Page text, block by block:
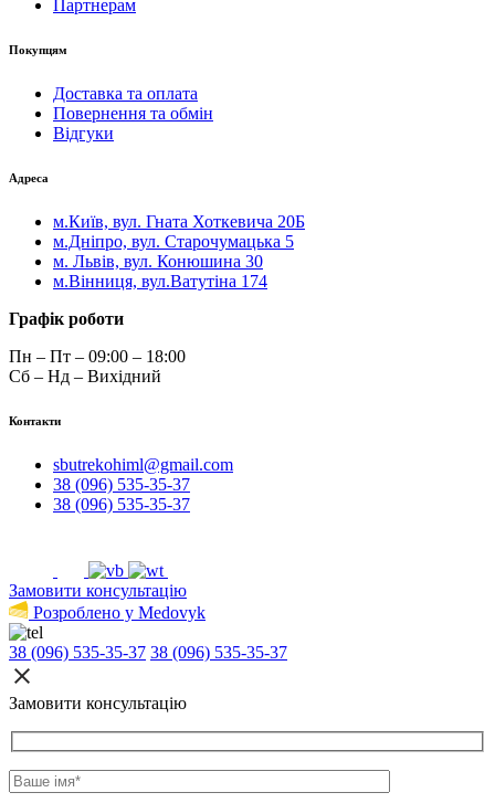
Партнерам
Покупцям
Доставка та оплата
Повернення та обмін
Відгуки
Адреса
м.Київ, вул. Гната Хоткевича 20Б
м.Дніпро, вул. Старочумацька 5
м. Львів, вул. Конюшина 30
м.Вінниця, вул.Ватутіна 174
Графік роботи
Пн – Пт – 09:00 – 18:00
Сб – Нд – Вихідний
Контакти
sbutrekohiml@gmail.com
38 (096) 535-35-37
38 (096) 535-35-37
Замовити консультацію
Розроблено у Medovyk
38 (096) 535-35-37 38 (096) 535-35-37
Замовити консультацію